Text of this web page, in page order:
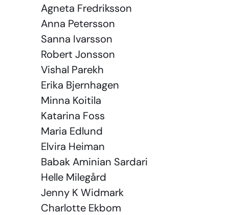
Agneta Fredriksson
Anna Petersson
Sanna Ivarsson
Robert Jonsson
Vishal Parekh
Erika Bjernhagen
Minna Koitila
Katarina Foss
Maria Edlund
Elvira Heiman
Babak Aminian Sardari
Helle Milegård
Jenny K Widmark
Charlotte Ekbom